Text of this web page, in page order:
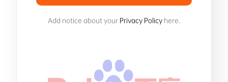
Add notice about your Privacy Policy here.